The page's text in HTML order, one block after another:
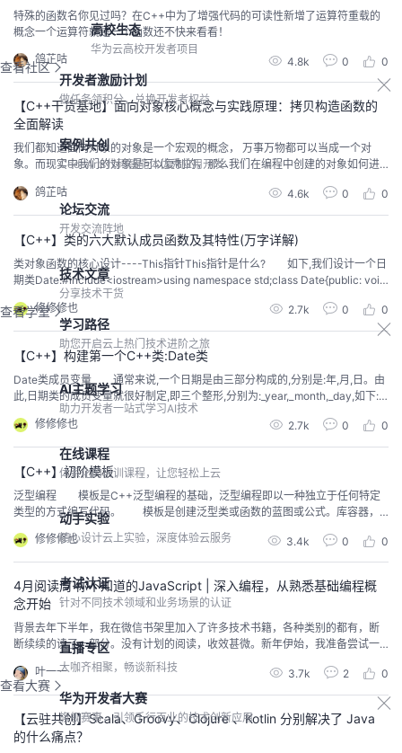
高校生态
华为云高校开发者项目
查看社区
开发者激励计划
做任务领积分，兑换开发者权益
案例共创
CodeArts代码智能体优秀应用开发
论坛交流
开发交流阵地
技术文章
分享技术干货
查看学堂
学习路径
助您开启云上热门技术进阶之旅
AI主题学习
助力开发者一站式学习AI技术
在线课程
体系化的培训课程，让您轻松上云
动手实验
精心设计云上实验，深度体验云服务
考试认证
针对不同技术领域和业务场景的认证
直播专区
大咖齐相聚，畅谈新科技
查看大赛
华为开发者大赛
旗舰赛事，引领千行百业的技术创新应用
特殊的函数名你见过吗？在C++中为了增强代码的可读性新增了运算符重载的
概念一个运算符就是一个函数还不快来看看！
鸽芷咕 4.8k 0 0
【C++干货基地】面向对象核心概念与实践原理：拷贝构造函数的
全面解读
我们都知道面向对象的对象是一个宏观的概念， 万事万物都可以当成一个对
象。而现实中我们的对象是可以复制的，那么我们在编程中创建的对象如何进
鸽芷咕
4.6k 0 0
【C++】类的六大默认成员函数及其特性(万字详解)
​类对象函数的核心设计----This指针This指针是什么? 如下,我们设计一个日
期类Date:#include<iostream>using namespace std;class Date{public: void
修修修也
2.7k 0 0
【C++】构建第一个C++类:Date类
​Date类成员变量 通常来说,一个日期是由三部分构成的,分别是:年,月,日。由
此,日期类的成员变量就很好制定,即三个整形,分别为:_year,_month,_day,如下:cl
ass Date{public: //类函数声明/定义部分 //成员变量一般需要保护起来private: i
修修修也 2.7k 0 0
【C++】初阶模板
​泛型编程 模板是C++泛型编程的基础，泛型编程即以一种独立于任何特定
类型的方式编写代码。 模板是创建泛型类或函数的蓝图或公式。库容器，
比如迭代器和算法，都是泛型编程的例子，它们都使用了模板的概念。 每
个容器都有一个单一的定义，比如 向量，我们可以定义许多不同类型的向量，
比如 vector <int> 或 vector <string>。 ...
修修修也 3.4k 0 0
4月阅读周·你不知道的JavaScript | 深入编程，从熟悉基础编程概
念开始
背景去年下半年，我在微信书架里加入了许多技术书籍，各种类别的都有，断
断续续的读了一部分。没有计划的阅读，收效甚微。新年伊始，我准备尝试一
下其他方式，比如阅读周。每月抽出1~2个非连续周，完整阅读一本书籍。这个
“玩法”虽然常见且板正，但是有效，已经坚持阅读三个月。4月份的阅读计划有
两本，《你不知道的JavaScrip》系列迎来收尾。已读完书籍：《架构简洁之
道》、《深入浅出的Node.js》、《...
叶一一 3.7k 2 0
【云驻共创】Scala、Groovy、Clojure 、Kotlin 分别解决了 Java
的什么痛点？